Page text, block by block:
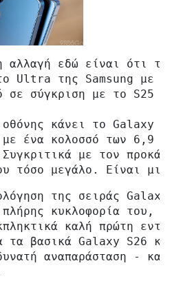
αλλαγή εδώ είναι ότι
Ultra της Samsung με
σε σύγκριση με το
κάνει το Galaxy
με ένα κολοσσό των 6,9
με τον
τόσο μεγάλο. Είναι
της σειράς
κυκλοφορία του,
καλή πρώτη
τα βασικά Galaxy S26
αναπαράσταση -